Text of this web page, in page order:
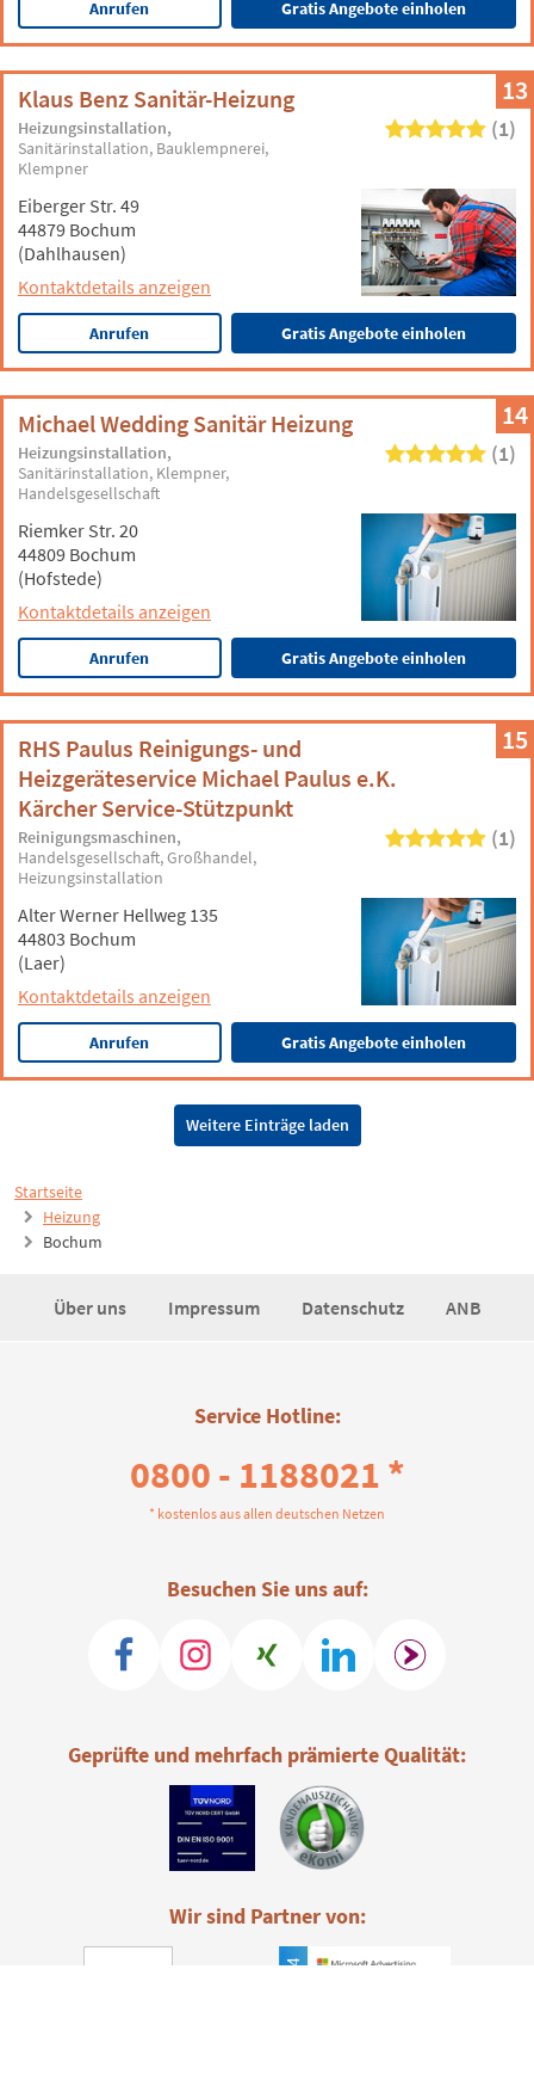
Startseite
Heizung
Bochum
Anrufen Gratis Angebote einholen
13
Klaus Benz Sanitär-Heizung
Heizungsinstallation
Sanitärinstallation Bauklempnerei
Klempner
(1)
Eiberger Str. 49
44879 Bochum
(Dahlhausen)
Kontaktdetails anzeigen
Anrufen Gratis Angebote einholen
14
Michael Wedding Sanitär Heizung
Heizungsinstallation
Sanitärinstallation Klempner
Handelsgesellschaft
(1)
Riemker Str. 20
44809 Bochum
(Hofstede)
Kontaktdetails anzeigen
Anrufen Gratis Angebote einholen
15
RHS Paulus Reinigungs- und
Heizgeräteservice Michael Paulus e.K.
Kärcher Service-Stützpunkt
Reinigungsmaschinen
Handelsgesellschaft Großhandel
Heizungsinstallation
(1)
Alter Werner Hellweg 135
44803 Bochum
(Laer)
Kontaktdetails anzeigen
Anrufen Gratis Angebote einholen
Weitere Einträge laden
Über uns Impressum Datenschutz ANB
Service Hotline:
0800 - 1188021 *
* kostenlos aus allen deutschen Netzen
Besuchen Sie uns auf:
Geprüfte und mehrfach prämierte Qualität:
Wir sind Partner von: